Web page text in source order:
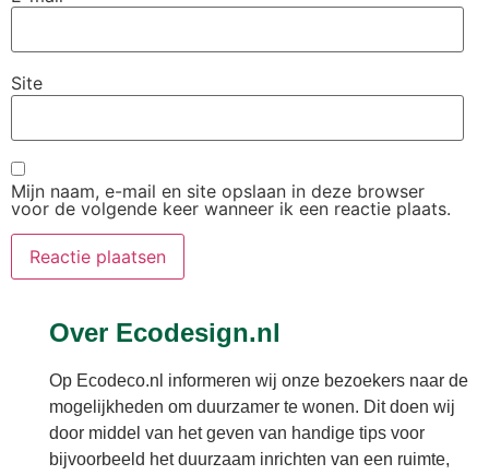
Site
Mijn naam, e-mail en site opslaan in deze browser
voor de volgende keer wanneer ik een reactie plaats.
Over Ecodesign.nl
Op Ecodeco.nl informeren wij onze bezoekers naar de
mogelijkheden om duurzamer te wonen. Dit doen wij
door middel van het geven van handige tips voor
bijvoorbeeld het duurzaam inrichten van een ruimte,